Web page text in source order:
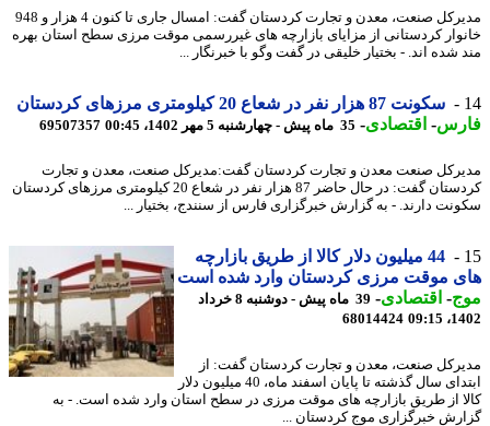
مدیرکل صنعت، معدن و تجارت کردستان گفت: امسال جاری تا کنون 4 هزار و 948
کردستانی از مزایای بازارچه های غیررسمی موقت مرزی سطح استان بهره
شده اند. - بختیار خلیقی در گفت وگو با خبرنگار ...
سکونت 87 هزار نفر در شعاع 20 کیلومتری مرزهای کردستان
-اقتصادی-35 ماه پیش - چهارشنبه 5 مهر 1402، 00:45 69507357
صنعت معدن و تجارت کردستان گفت:مدیرکل صنعت، معدن و تجارت
کردستان گفت: در حال حاضر 87 هزار نفر در شعاع 20 کیلومتری مرزهای کردستان
دارند. - به گزارش خبرگزاری فارس از سنندج، بختیار ...
44 میلیون دلار کالا از طریق بازارچه
موقت مرزی کردستان وارد شده است
-اقتصادی-
39 ماه پیش - دوشنبه 8 خرداد
68014424
صنعت، معدن و تجارت کردستان گفت: از
ابتدای سال گذشته تا پایان اسفند ماه، 40 میلیون دلار
از طریق بازارچه های موقت مرزی در سطح استان وارد شده است. - به
خبرگزاری موج کردستان ...